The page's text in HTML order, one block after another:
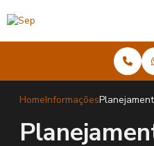
HomeInformações